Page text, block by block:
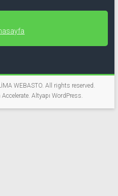
WEBASTO. All rights reserved.
Accelerate. Altyapı WordPress.